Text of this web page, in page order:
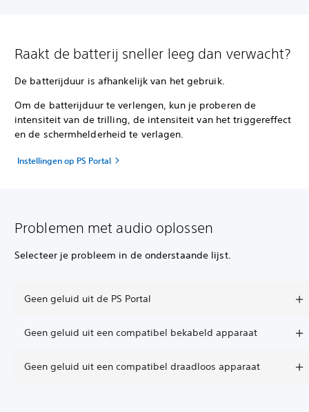
Raakt de batterij sneller leeg dan verwacht?
De batterijduur is afhankelijk van het gebruik.
Om de batterijduur te verlengen, kun je proberen de
intensiteit van de trilling, de intensiteit van het triggereffect
en de schermhelderheid te verlagen.
Instellingen op PS Portal
Problemen met audio oplossen
Selecteer je probleem in de onderstaande lijst.
Geen geluid uit de PS Portal
Geen geluid uit een compatibel bekabeld apparaat
Geen geluid uit een compatibel draadloos apparaat